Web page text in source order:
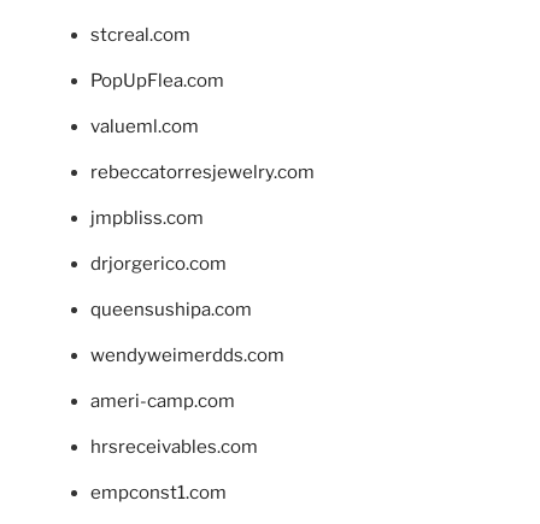
stcreal.com
PopUpFlea.com
valueml.com
rebeccatorresjewelry.com
jmpbliss.com
drjorgerico.com
queensushipa.com
wendyweimerdds.com
ameri-camp.com
hrsreceivables.com
empconst1.com